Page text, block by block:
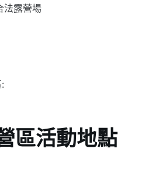
法露營場
區活動地點